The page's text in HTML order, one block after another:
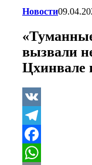
Новости
вызвали
Цхинвале
VK
Telegram
Facebook